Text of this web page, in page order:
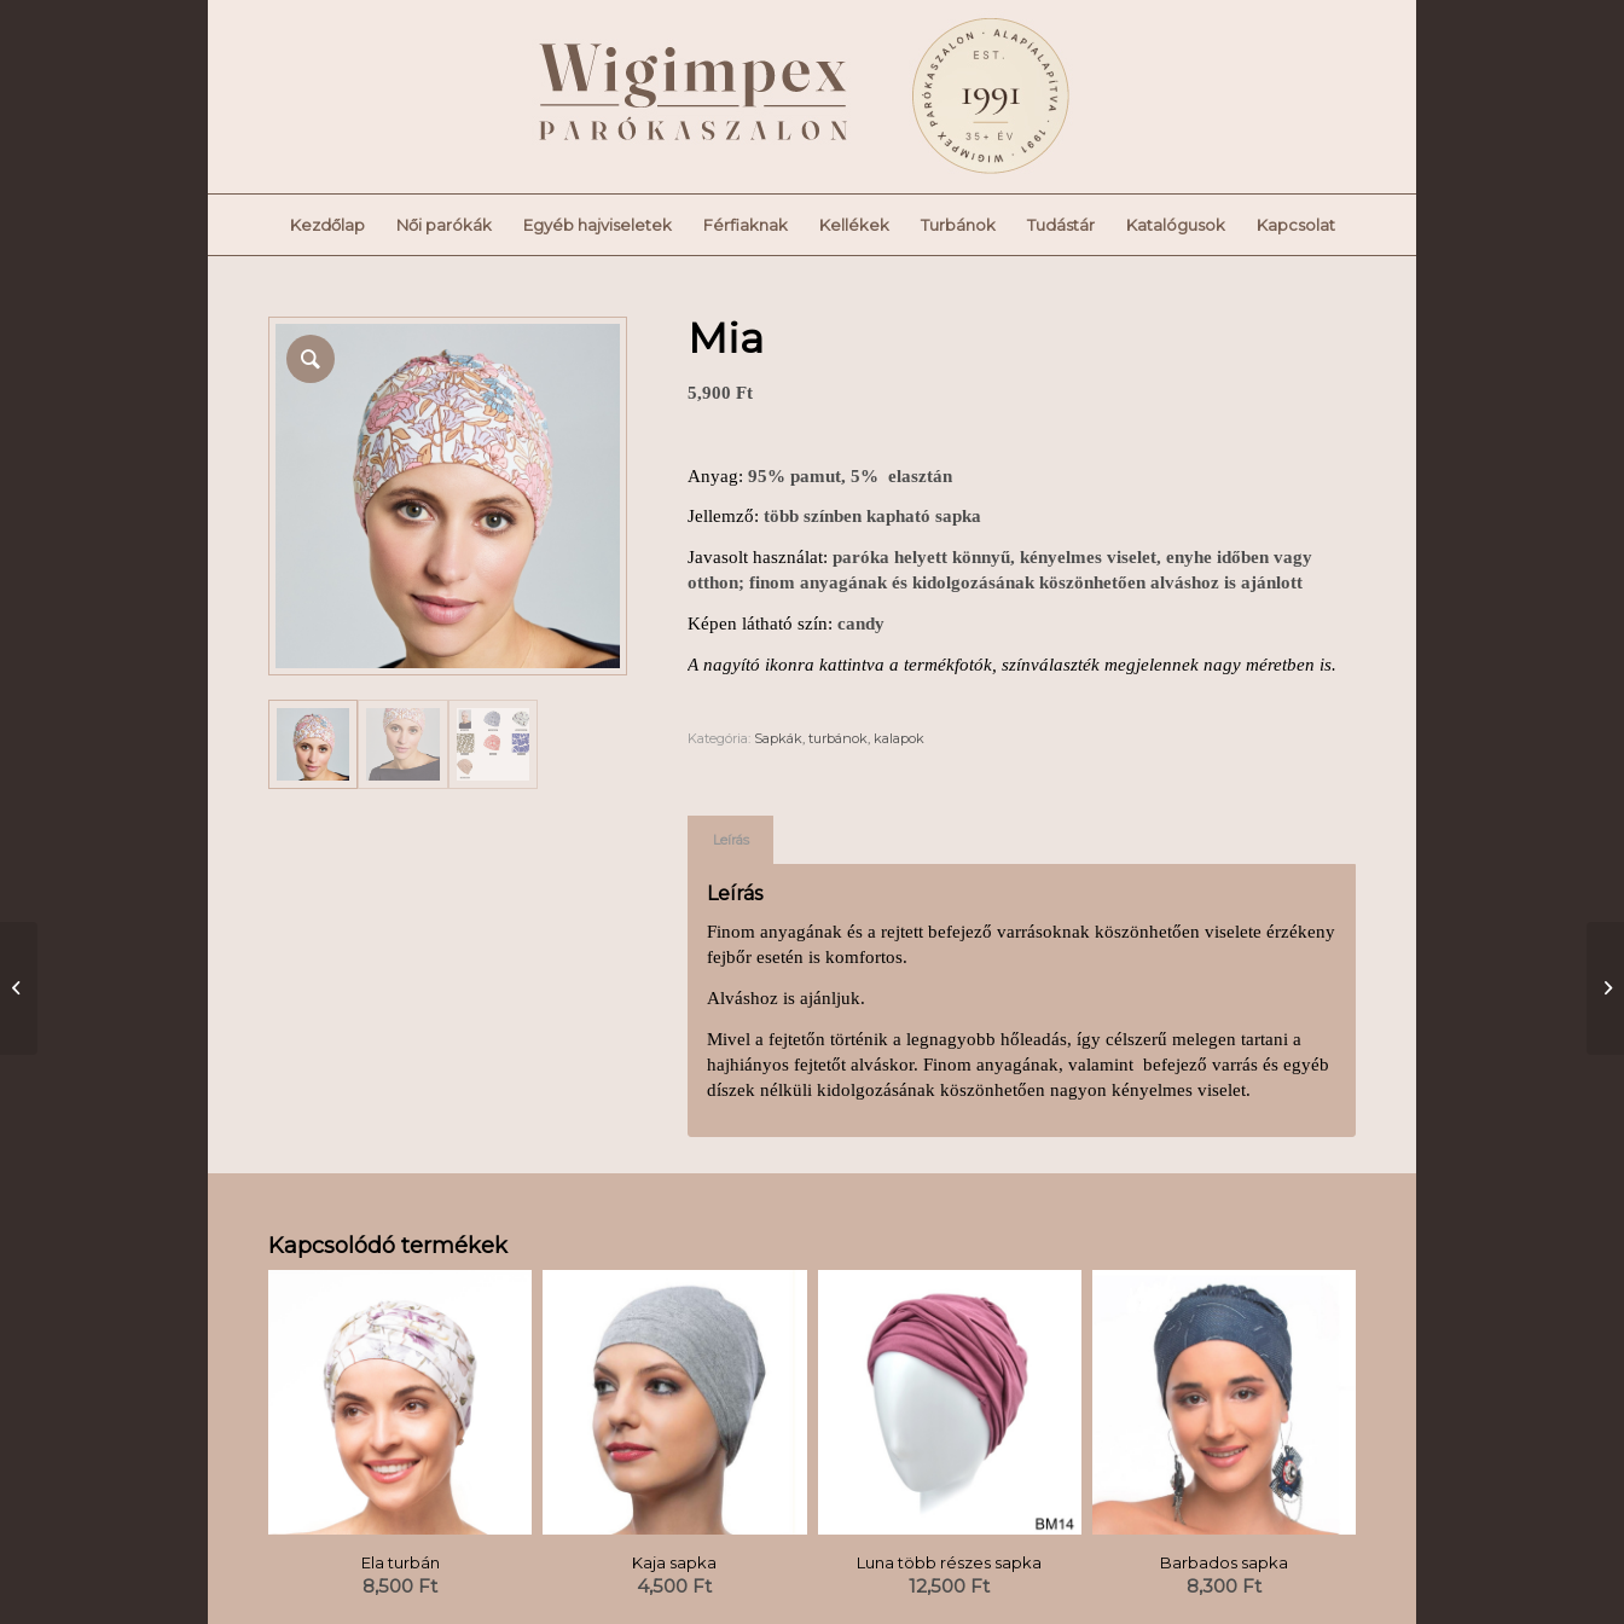
Kezdőlap Női parókák Egyéb hajviseletek Férfiaknak Kellékek Turbánok Tudástár Katalógusok Kapcsolat
Mia
5,900 Ft
Anyag: 95% pamut, 5% elasztán
Jellemző: több színben kapható sapka
Javasolt használat: paróka helyett könnyű, kényelmes viselet, enyhe időben vagy
otthon; finom anyagának és kidolgozásának köszönhetően alváshoz is ajánlott
Képen látható szín: candy
A nagyító ikonra kattintva a termékfotók, színválaszték megjelennek nagy méretben is.
Kategória: Sapkák, turbánok, kalapok
Leírás
Leírás
Finom anyagának és a rejtett befejező varrásoknak köszönhetően viselete érzékeny
fejbőr esetén is komfortos.
Alváshoz is ajánljuk.
Mivel a fejtetőn történik a legnagyobb hőleadás, így célszerű melegen tartani a
hajhiányos fejtetőt alváskor. Finom anyagának, valamint befejező varrás és egyéb
díszek nélküli kidolgozásának köszönhetően nagyon kényelmes viselet.
Kapcsolódó termékek
Ela turbán
8,500 Ft
Kaja sapka
4,500 Ft
Luna több részes sapka
12,500 Ft
Barbados sapka
8,300 Ft